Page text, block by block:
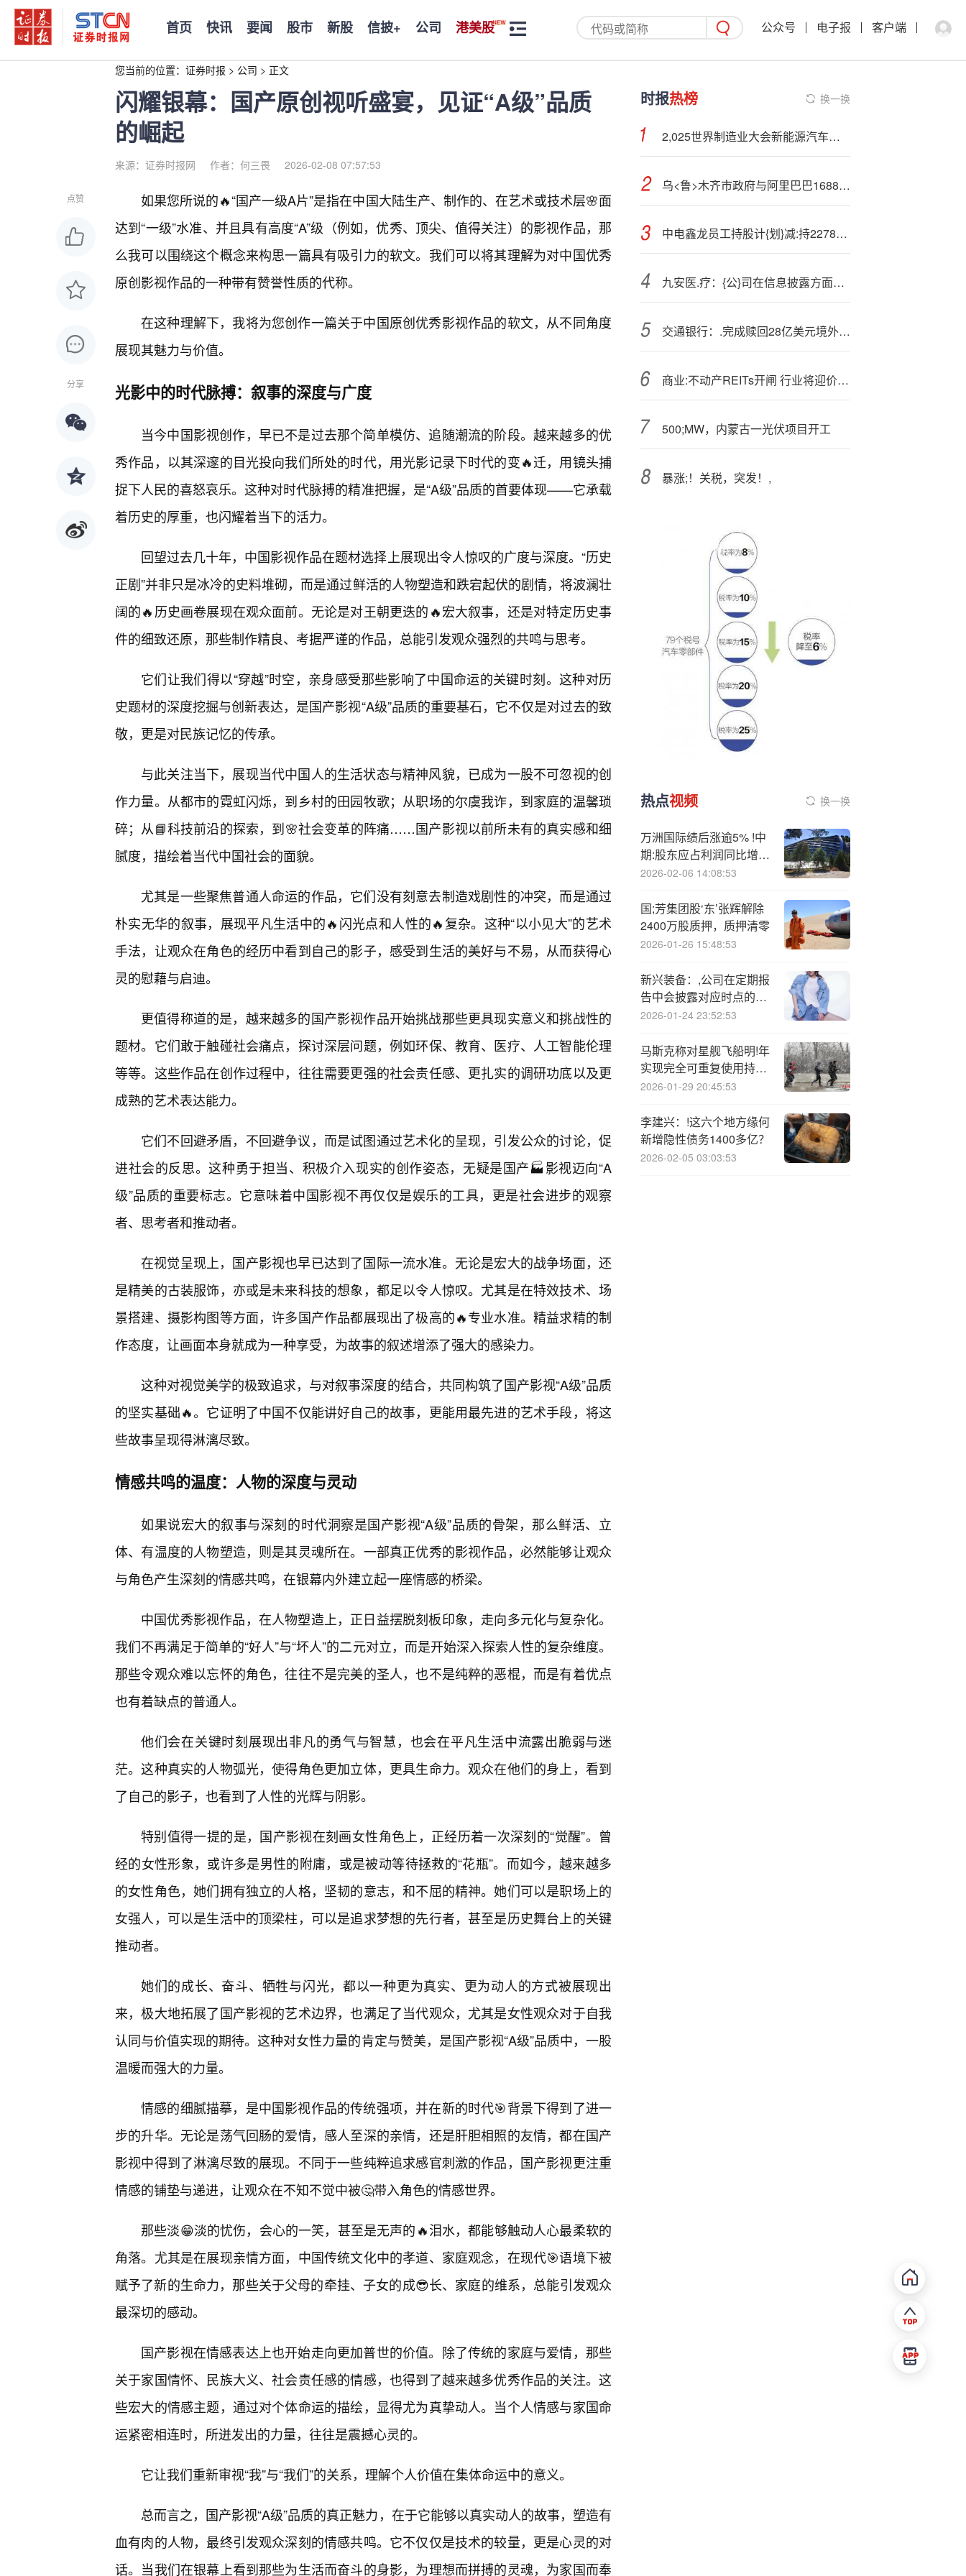
首页 快讯 要闻 股市 新股 信披+ 公司 港美股 公众号 电子报 客户端
您当前的位置： 证券时报 > 公司 > 正文
闪耀银幕：国产原创视听盛宴，见证“A级”品质
的崛起
来源：证券时报网 作者：何三畏 2026-02-08 07:57:53
点赞
分享
如果您所说的🔥“国产一级A片”是指在中国大陆生产、制作的、在艺术或技术层🌸面
达到“一级”水准、并且具有高度“A”级（例如，优秀、顶尖、值得关注）的影视作品，那
么我可以围绕这个概念来构思一篇具有吸引力的软文。我们可以将其理解为对中国优秀
原创影视作品的一种带有赞誉性质的代称。
在这种理解下，我将为您创作一篇关于中国原创优秀影视作品的软文，从不同角度
展现其魅力与价值。
光影中的时代脉搏：叙事的深度与广度
当今中国影视创作，早已不是过去那个简单模仿、追随潮流的阶段。越来越多的优
秀作品，以其深邃的目光投向我们所处的时代，用光影记录下时代的变🔥迁，用镜头捕
捉下人民的喜怒哀乐。这种对时代脉搏的精准把握，是“A级”品质的首要体现——它承载
着历史的厚重，也闪耀着当下的活力。
回望过去几十年，中国影视作品在题材选择上展现出令人惊叹的广度与深度。“历史
正剧”并非只是冰冷的史料堆砌，而是通过鲜活的人物塑造和跌宕起伏的剧情，将波澜壮
阔的🔥历史画卷展现在观众面前。无论是对王朝更迭的🔥宏大叙事，还是对特定历史事
件的细致还原，那些制作精良、考据严谨的作品，总能引发观众强烈的共鸣与思考。
它们让我们得以“穿越”时空，亲身感受那些影响了中国命运的关键时刻。这种对历
史题材的深度挖掘与创新表达，是国产影视“A级”品质的重要基石，它不仅是对过去的致
敬，更是对民族记忆的传承。
与此关注当下，展现当代中国人的生活状态与精神风貌，已成为一股不可忽视的创
作力量。从都市的霓虹闪烁，到乡村的田园牧歌；从职场的尔虞我诈，到家庭的温馨琐
碎；从📘科技前沿的探索，到🌸社会变革的阵痛……国产影视以前所未有的真实感和细
腻度，描绘着当代中国社会的面貌。
尤其是一些聚焦普通人命运的作品，它们没有刻意去制造戏剧性的冲突，而是通过
朴实无华的叙事，展现平凡生活中的🔥闪光点和人性的🔥复杂。这种“以小见大”的艺术
手法，让观众在角色的经历中看到自己的影子，感受到生活的美好与不易，从而获得心
灵的慰藉与启迪。
更值得称道的是，越来越多的国产影视作品开始挑战那些更具现实意义和挑战性的
题材。它们敢于触碰社会痛点，探讨深层问题，例如环保、教育、医疗、人工智能伦理
等等。这些作品在创作过程中，往往需要更强的社会责任感、更扎实的调研功底以及更
成熟的艺术表达能力。
它们不回避矛盾，不回避争议，而是试图通过艺术化的呈现，引发公众的讨论，促
进社会的反思。这种勇于担当、积极介入现实的创作姿态，无疑是国产🏭影视迈向“A
级”品质的重要标志。它意味着中国影视不再仅仅是娱乐的工具，更是社会进步的观察
者、思考者和推动者。
在视觉呈现上，国产影视也早已达到了国际一流水准。无论是宏大的战争场面，还
是精美的古装服饰，亦或是未来科技的想象，都足以令人惊叹。尤其是在特效技术、场
景搭建、摄影构图等方面，许多国产作品都展现出了极高的🔥专业水准。精益求精的制
作态度，让画面本身就成为一种享受，为故事的叙述增添了强大的感染力。
这种对视觉美学的极致追求，与对叙事深度的结合，共同构筑了国产影视“A级”品质
的坚实基础🔥。它证明了中国不仅能讲好自己的故事，更能用最先进的艺术手段，将这
些故事呈现得淋漓尽致。
情感共鸣的温度：人物的深度与灵动
如果说宏大的叙事与深刻的时代洞察是国产影视“A级”品质的骨架，那么鲜活、立
体、有温度的人物塑造，则是其灵魂所在。一部真正优秀的影视作品，必然能够让观众
与角色产生深刻的情感共鸣，在银幕内外建立起一座情感的桥梁。
中国优秀影视作品，在人物塑造上，正日益摆脱刻板印象，走向多元化与复杂化。
我们不再满足于简单的“好人”与“坏人”的二元对立，而是开始深入探索人性的复杂维度。
那些令观众难以忘怀的角色，往往不是完美的圣人，也不是纯粹的恶棍，而是有着优点
也有着缺点的普通人。
他们会在关键时刻展现出非凡的勇气与智慧，也会在平凡生活中流露出脆弱与迷
茫。这种真实的人物弧光，使得角色更加立体，更具生命力。观众在他们的身上，看到
了自己的影子，也看到了人性的光辉与阴影。
特别值得一提的是，国产影视在刻画女性角色上，正经历着一次深刻的“觉醒”。曾
经的女性形象，或许多是男性的附庸，或是被动等待拯救的“花瓶”。而如今，越来越多
的女性角色，她们拥有独立的人格，坚韧的意志，和不屈的精神。她们可以是职场上的
女强人，可以是生活中的顶梁柱，可以是追求梦想的先行者，甚至是历史舞台上的关键
推动者。
她们的成长、奋斗、牺牲与闪光，都以一种更为真实、更为动人的方式被展现出
来，极大地拓展了国产影视的艺术边界，也满足了当代观众，尤其是女性观众对于自我
认同与价值实现的期待。这种对女性力量的肯定与赞美，是国产影视“A级”品质中，一股
温暖而强大的力量。
情感的细腻描摹，是中国影视作品的传统强项，并在新的时代🎯背景下得到了进一
步的升华。无论是荡气回肠的爱情，感人至深的亲情，还是肝胆相照的友情，都在国产
影视中得到了淋漓尽致的展现。不同于一些纯粹追求感官刺激的作品，国产影视更注重
情感的铺垫与递进，让观众在不知不觉中被🤔带入角色的情感世界。
那些淡😁淡的忧伤，会心的一笑，甚至是无声的🔥泪水，都能够触动人心最柔软的
角落。尤其是在展现亲情方面，中国传统文化中的孝道、家庭观念，在现代🎯语境下被
赋予了新的生命力，那些关于父母的牵挂、子女的成😎长、家庭的维系，总能引发观众
最深切的感动。
国产影视在情感表达上也开始走向更加普世的价值。除了传统的家庭与爱情，那些
关于家国情怀、民族大义、社会责任感的情感，也得到了越来越多优秀作品的关注。这
些宏大的情感主题，通过对个体命运的描绘，显得尤为真挚动人。当个人情感与家国命
运紧密相连时，所迸发出的力量，往往是震撼心灵的。
它让我们重新审视“我”与“我们”的关系，理解个人价值在集体命运中的意义。
总而言之，国产影视“A级”品质的真正魅力，在于它能够以真实动人的故事，塑造有
血有肉的人物，最终引发观众深刻的情感共鸣。它不仅仅是技术的较量，更是心灵的对
话。当我们在银幕上看到那些为生活而奋斗的身影，为理想而拼搏的灵魂，为家国而奉
时报热榜 换一换
2,025世界制造业大会新能源汽车产业集群建设对接会召开 多个研发及产业化项目签约
乌<鲁>木齐市政府与阿里巴巴1688正式签约！
中电鑫龙员工持股计{划}减:持2278万股
九安医.疗：{公}司在信息披露方面遵守相关法律法规要求
交通银行：.完成赎回28亿美元境外无固定期限资本债券
商业:不动产REITs开闸 行业将迎价值重估
500;MW，内蒙古一光伏项目开工
暴涨;！关税，突发！,
热点视频 换一换
万洲国际绩后涨逾5% !中
期:股东应占利润同比增加
0.51%
2026-02-06 14:08:53
国;芳集团股‘东’张辉解除
2400万股质押，质押清零
2026-01-26 15:48:53
新兴装备：,公司在定期报
告中会披露对应时点的股
东户数
2026-01-24 23:52:53
马斯克称对星舰飞船明!年
实现完全可重复使用持谨
慎乐观态度
2026-01-29 20:45:53
李建兴：!这六个地方缘何
新增隐性债务1400多亿？
2026-02-05 03:03:53